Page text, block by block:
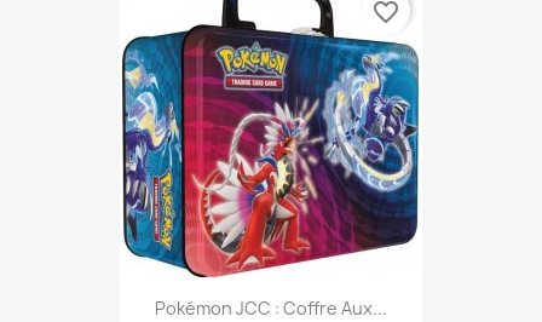
Pokémon JCC : Coffre Aux...
favorite_border